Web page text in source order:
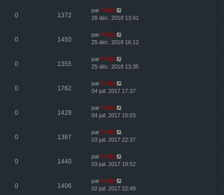
0 1372
par Thãd
28 déc. 2018 13:41
0 1450
par Thãd
25 déc. 2018 16:12
0 1355
par Thãd
25 déc. 2018 13:35
0 1762
par Thãd
04 juil. 2017 17:37
0 1428
par Thãd
04 juil. 2017 15:03
0 1387
par Thãd
03 juil. 2017 22:37
0 1440
par Thãd
03 juil. 2017 19:52
0 1406
par Thãd
02 juil. 2017 22:49